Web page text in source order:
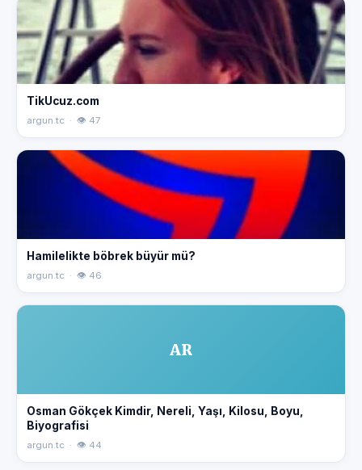
TikUcuz.com
argun.tc · 👁 47
Hamilelikte böbrek büyür mü?
argun.tc · 👁 46
AR
Osman Gökçek Kimdir, Nereli, Yaşı, Kilosu, Boyu,
Biyografisi
argun.tc · 👁 44